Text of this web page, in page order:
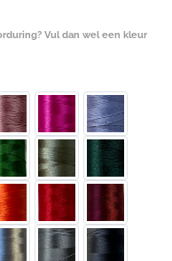
Vul dan wel een kleur